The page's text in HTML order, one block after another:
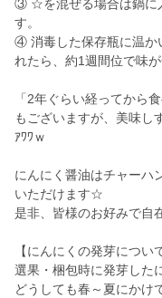
③ ☆を混ぜる場合は鍋に
す。
④ 消毒した保存瓶に温か
れたら、約1週間位で味
「2年ぐらい経ってから
もございますが、美味し
ｱﾜﾜｗ
にんにく醤油はチャーハ
いただけます☆
是非、皆様のお好みで自
【にんにくの発芽につい
選果・梱包時に発芽した
どうしても春～夏にかけ